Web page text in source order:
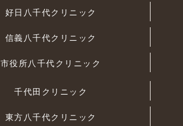
好日八千代クリニック
信義八千代クリニック
市役所八千代クリニック
千代田クリニック
東方八千代クリニック